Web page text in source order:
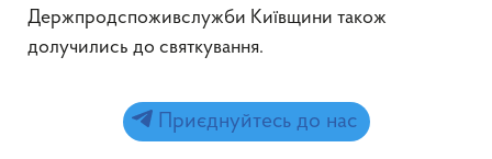
Держпродспоживслужби Київщини також
долучились до святкування.
Приєднуйтесь до нас